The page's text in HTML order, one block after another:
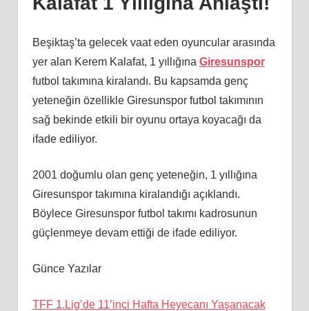
Beşiktaş’ta gelecek vaat eden oyuncular arasında
yer alan Kerem Kalafat, 1 yıllığına Giresunspor
futbol takımına kiralandı. Bu kapsamda genç
yeteneğin özellikle Giresunspor futbol takımının
sağ bekinde etkili bir oyunu ortaya koyacağı da
ifade ediliyor.
2001 doğumlu olan genç yeteneğin, 1 yıllığına
Giresunspor takımına kiralandığı açıklandı.
Böylece Giresunspor futbol takımı kadrosunun
güçlenmeye devam ettiği de ifade ediliyor.
Günce Yazılar
TFF 1.Lig’de 11’inci Hafta Heyecanı Yaşanacak